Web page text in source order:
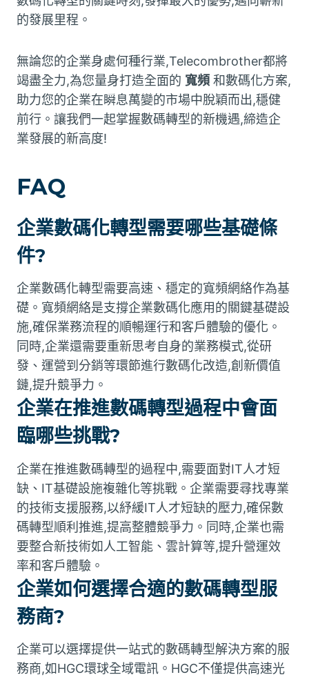
的發展里程。
無論您的企業身處何種行業,Telecombrother都將
竭盡全力,為您量身打造全面的 寬頻 和數碼化方案,
助力您的企業在瞬息萬變的市場中脫穎而出,穩健
前行。讓我們一起掌握數碼轉型的新機遇,締造企
業發展的新高度!
FAQ
企業數碼化轉型需要哪些基礎條
件?
企業數碼化轉型需要高速、穩定的寬頻網絡作為基
礎。寬頻網絡是支撐企業數碼化應用的關鍵基礎設
施,確保業務流程的順暢運行和客戶體驗的優化。
同時,企業還需要重新思考自身的業務模式,從研
發、運營到分銷等環節進行數碼化改造,創新價值
鏈,提升競爭力。
企業在推進數碼轉型過程中會面
臨哪些挑戰?
企業在推進數碼轉型的過程中,需要面對IT人才短
缺、IT基礎設施複雜化等挑戰。企業需要尋找專業
的技術支援服務,以紓緩IT人才短缺的壓力,確保數
碼轉型順利推進,提高整體競爭力。同時,企業也需
要整合新技術如人工智能、雲計算等,提升營運效
率和客戶體驗。
企業如何選擇合適的數碼轉型服
務商?
企業可以選擇提供一站式的數碼轉型解決方案的服
務商,如HGC環球全域電訊。HGC不僅提供高速光